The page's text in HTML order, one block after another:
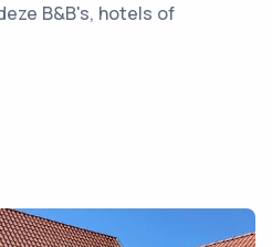
B&B's, hotels of